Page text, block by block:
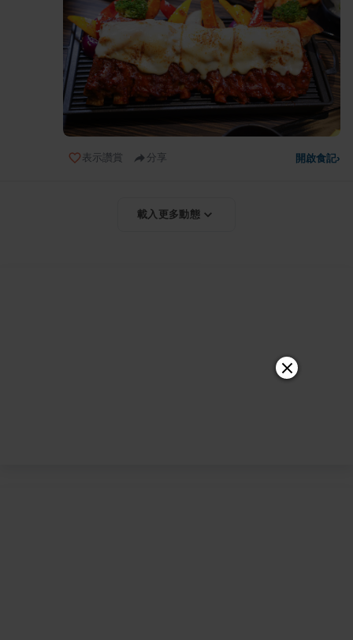
表示讚賞 分享 開啟食記›
載入更多動態